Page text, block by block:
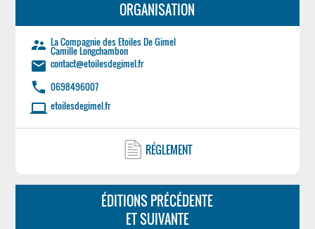
ORGANISATION
supervisor_account La Compagnie des Etoiles De Gimel
Camille Longchambon
email contact@etoilesdegimel.fr
phone 0698496007
laptop etoilesdegimel.fr
RÉGLEMENT
ÉDITIONS PRÉCÉDENTE
ET SUIVANTE